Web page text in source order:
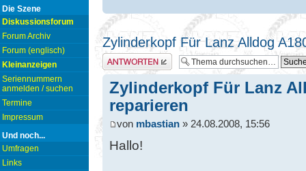
Die Szene
Diskussionsforum
Forum Archiv
Forum (englisch)
Kleinanzeigen
Seriennummern
anmelden / suchen
Termine
Impressum
Und noch...
Umfragen
Links
Zylinderkopf Für Lanz Alldog
Antwort erstellen
Zylinderkopf Für Lanz
reparieren
von mbastian » 24.08.2008, 15:56
Hallo!